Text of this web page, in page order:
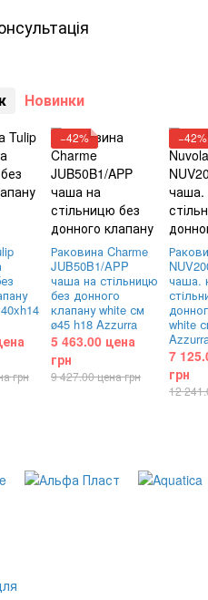
Новинки
грн
−42%
Раковина Charme
JUB50B1/APP
чаша на стільницю
без донного
клапану white см
ø45 h18 Azzurra
5 463.00 цена
грн
9 427.00 цена грн
−42%
чаша.
white
7
грн
12